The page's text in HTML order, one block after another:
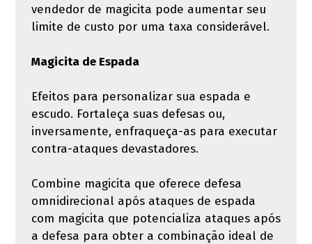
vendedor de magicita pode aumentar seu
limite de custo por uma taxa considerável.
Magicita de Espada
Efeitos para personalizar sua espada e
escudo. Fortaleça suas defesas ou,
inversamente, enfraqueça-as para executar
contra-ataques devastadores.
Combine magicita que oferece defesa
omnidirecional após ataques de espada
com magicita que potencializa ataques após
a defesa para obter a combinação ideal de